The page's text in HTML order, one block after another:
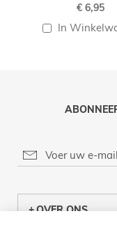
€ 6,95
In
OVER ONS